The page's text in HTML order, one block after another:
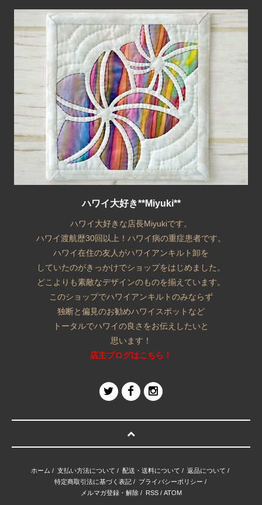
ハワイ大好き**Miyuki**
ハワイ大好きな店長Miyukiです。
ハワイ渡航歴30回以上！ハワイ病の重症患者です。
ハワイ在住の友人がハワイアンキルト卸を
していたのがきっかけでショップをはじめました。
どこよりも素敵なデザインのものを揃えています。
このショップでハワイアンキルトのみならず
独断と偏見のお勧めハワイスポットなど
トータルでハワイの良さをお伝えしたいと
思います！
店主ブログはこちら！
ホーム / 支払い方法について / 配送・送料について / 返品について /
特定商取引法に基づく表記/ プライバシーポリシー /
メルマガ登録・解除/ RSS/ ATOM